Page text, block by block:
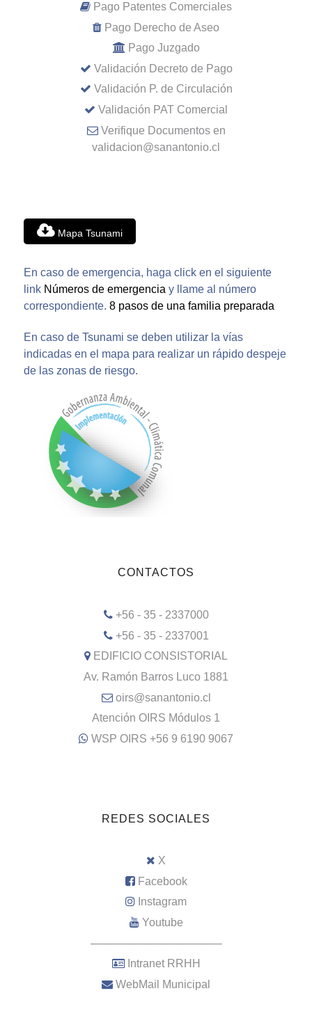
Pago Patentes Comerciales
Pago Derecho de Aseo
Pago Juzgado
Validación Decreto de Pago
Validación P. de Circulación
Validación PAT Comercial
Verifique Documentos en
validacion@sanantonio.cl
Mapa Tsunami
En caso de emergencia, haga click en el siguiente
link Números de emergencia y llame al número
correspondiente. 8 pasos de una familia preparada
En caso de Tsunami se deben utilizar la vías
indicadas en el mapa para realizar un rápido despeje
de las zonas de riesgo.
CONTACTOS
+56 - 35 - 2337000
+56 - 35 - 2337001
EDIFICIO CONSISTORIAL
Av. Ramón Barros Luco 1881
oirs@sanantonio.cl
Atención OIRS Módulos 1
WSP OIRS +56 9 6190 9067
REDES SOCIALES
X
Facebook
Instagram
Youtube
–––––––––––––––––––––
Intranet RRHH
WebMail Municipal